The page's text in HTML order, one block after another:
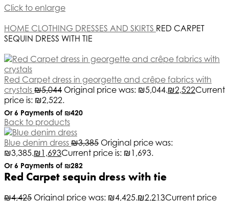
Click to enlarge
HOME CLOTHING DRESSES AND SKIRTS RED CARPET
SEQUIN DRESS WITH TIE
Red Carpet dress in georgette and crêpe fabrics with
crystals ₪5,044 Original price was: ₪5,044.₪2,522Current
price is: ₪2,522.
Or 6 Payments of ₪420
Back to products
Blue denim dress ₪3,385 Original price was:
₪3,385.₪1,693Current price is: ₪1,693.
Or 6 Payments of ₪282
Red Carpet sequin dress with tie
₪4,425 Original price was: ₪4,425.₪2,213Current price